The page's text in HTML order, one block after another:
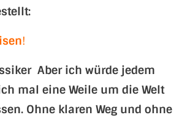
!
Aber ich würde jedem
mal eine Weile um die Welt
Ohne klaren Weg und ohne